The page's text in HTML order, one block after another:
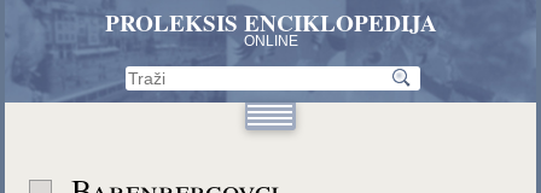
PROLEKSIS ENCIKLOPEDIJA
ONLINE